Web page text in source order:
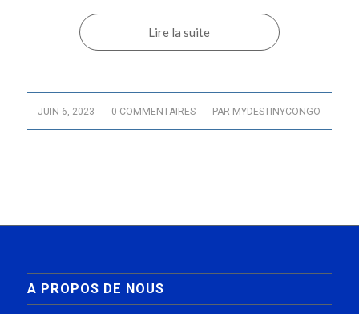
Lire la suite
JUIN 6, 2023
/ 0 COMMENTAIRES
/ PAR MYDESTINYCONGO
A PROPOS DE NOUS